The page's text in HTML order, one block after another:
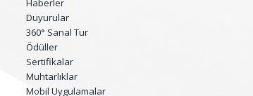
Haberler
Duyurular
360° Sanal Tur
Ödüller
Sertifikalar
Muhtarlıklar
Mobil Uygulamalar